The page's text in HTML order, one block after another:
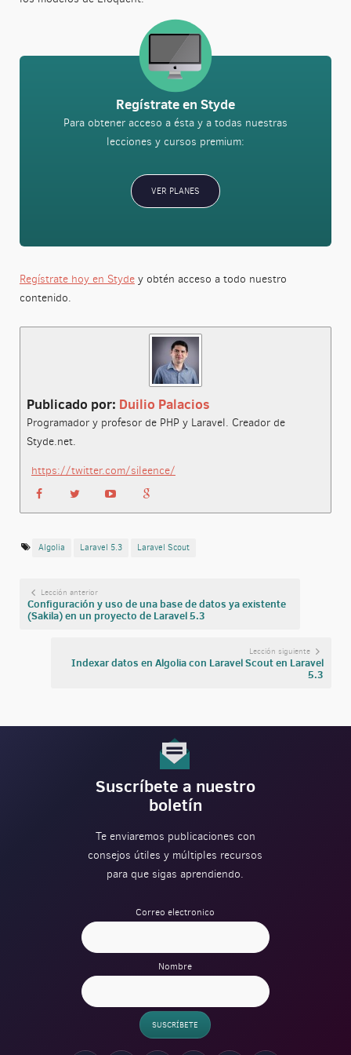
Regístrate en Styde
Para obtener acceso a ésta y a todas nuestras
lecciones y cursos premium:
VER PLANES
Regístrate hoy en Stydey obtén acceso a todo nuestro
contenido.
Publicado por: Duilio Palacios
Programador y profesor de PHP y Laravel. Creador de
Styde.net.
https://twitter.com/sileence/
Algolia Laravel 5.3 Laravel Scout
Lección anterior
Configuración y uso de una base de datos ya existente
(Sakila) en un proyecto de Laravel 5.3
Lección siguiente
Indexar datos en Algolia con Laravel Scout en Laravel
5.3
Suscríbete a nuestro
boletín
Te enviaremos publicaciones con
consejos útiles y múltiples recursos
para que sigas aprendiendo.
Correo electronico
Nombre
SUSCRÍBETE
Verification